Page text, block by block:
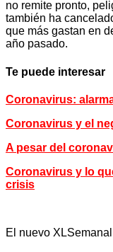
no remite pronto,
también ha
que más gastan en
año pasado.
Te puede interesar
Coronavirus:
Coronavirus y el
A pesar del
Coronavirus y lo
crisis
El nuevo XLSemanal